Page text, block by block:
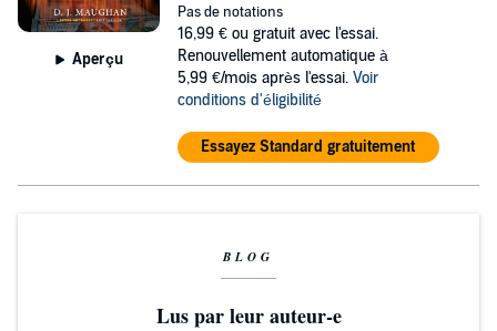
Aperçu
Pas de notations
16,99 € ou gratuit avec l'essai.
Renouvellement automatique à
5,99 €/mois après l'essai. Voir
conditions d'éligibilité
Essayez Standard gratuitement
BLOG
Lus par leur auteur-e